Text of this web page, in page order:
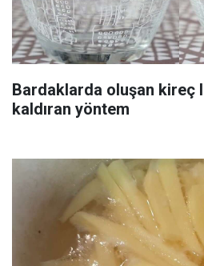
Bardaklarda oluşan kireç
kaldıran yöntem